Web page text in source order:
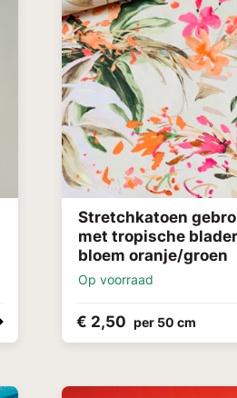
Stretchkatoen
met tropische
bloem oranje/groen
Op voorraad
€ 2,50 per 50 cm